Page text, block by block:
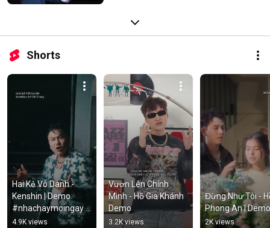
Shorts
Hai Kẻ Vô Danh -
Kenshin | Demo
#nhachaymoingay
#tamtrang
4.9K views
Vươn Lên Chính
Mình - Hồ Gia Khánh
Demo
3.2K views
Đừng Như Tôi -
Phong An | Demo
2K views